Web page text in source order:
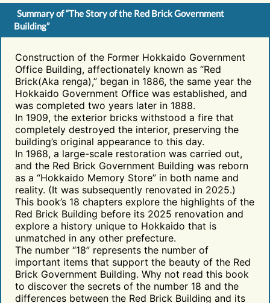
Summary of “The Story of the Red Brick Government
Building”
Construction of the Former Hokkaido Government
Office Building, affectionately known as “Red
Brick(Aka renga),” began in 1886, the same year the
Hokkaido Government Office was established, and
was completed two years later in 1888.
In 1909, the exterior bricks withstood a fire that
completely destroyed the interior, preserving the
building’s original appearance to this day.
In 1968, a large-scale restoration was carried out,
and the Red Brick Government Building was reborn
as a “Hokkaido Memory Store” in both name and
reality. (It was subsequently renovated in 2025.)
This book’s 18 chapters explore the highlights of the
Red Brick Building before its 2025 renovation and
explore a history unique to Hokkaido that is
unmatched in any other prefecture.
The number “18” represents the number of
important items that support the beauty of the Red
Brick Government Building. Why not read this book
to discover the secrets of the number 18 and the
differences between the Red Brick Building and its